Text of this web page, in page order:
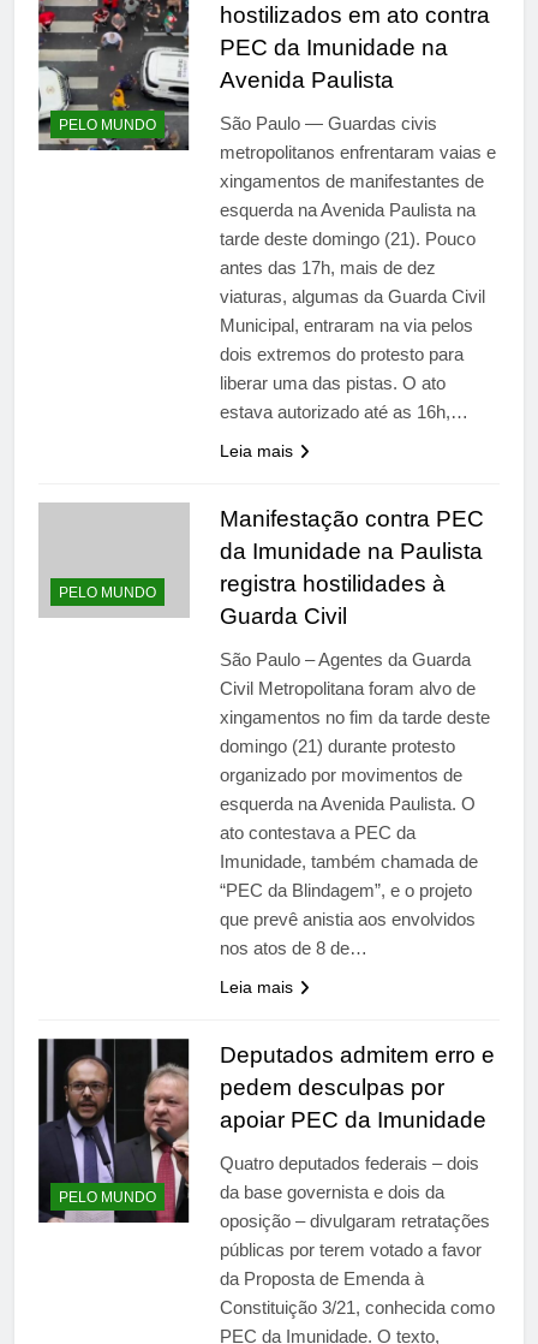
PELO MUNDO
hostilizados em ato contra
PEC da Imunidade na
Avenida Paulista
São Paulo — Guardas civis
metropolitanos enfrentaram vaias e
xingamentos de manifestantes de
esquerda na Avenida Paulista na
tarde deste domingo (21). Pouco
antes das 17h, mais de dez
viaturas, algumas da Guarda Civil
Municipal, entraram na via pelos
dois extremos do protesto para
liberar uma das pistas. O ato
estava autorizado até as 16h,…
Leia mais
PELO MUNDO
Manifestação contra PEC
da Imunidade na Paulista
registra hostilidades à
Guarda Civil
São Paulo – Agentes da Guarda
Civil Metropolitana foram alvo de
xingamentos no fim da tarde deste
domingo (21) durante protesto
organizado por movimentos de
esquerda na Avenida Paulista. O
ato contestava a PEC da
Imunidade, também chamada de
“PEC da Blindagem”, e o projeto
que prevê anistia aos envolvidos
nos atos de 8 de…
Leia mais
PELO MUNDO
Deputados admitem erro e
pedem desculpas por
apoiar PEC da Imunidade
Quatro deputados federais – dois
da base governista e dois da
oposição – divulgaram retratações
públicas por terem votado a favor
da Proposta de Emenda à
Constituição 3/21, conhecida como
PEC da Imunidade. O texto,